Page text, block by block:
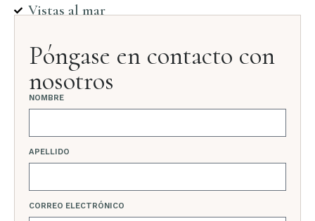
Vistas al mar
Póngase en contacto con
nosotros
NOMBRE
APELLIDO
CORREO ELECTRÓNICO